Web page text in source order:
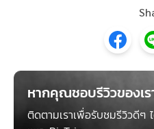
10 ร้านอาหาร Roof top
เดือนแห่งความรักมาถึงแล้ว หาก
หลากสไตล์ บรรยากาศสุดโรแม
วิวสวย มองรอบกรุงฯ ได้แบบฟิน